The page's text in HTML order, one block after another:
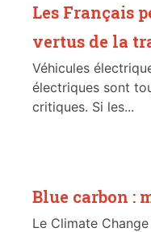
Les Français
vertus de la
Véhicules
électriques sont
critiques. Si les...
Blue carbon :
Le Climate